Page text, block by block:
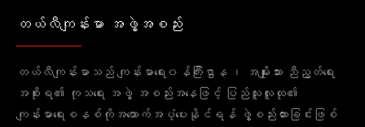
တယ်လီကျန်းမာ အဖွဲ့အစည်း
တယ်လီကျန်းမာသည် ကျန်းမာရေး၀န်ကြီးဌာန ၊ အမျိုးသား ညီညွတ်ရေး
အစိုးရ၏ ကုသရေး အဖွဲ့ အစည်းအနေဖြင့် ပြည်သူလူထု၏
ကျန်းမာရေးစနစ်ကိုအထောက်အပံ့ပေးနိုင်ရန် ဖွဲ့စည်းထားခြင်းဖြစ်